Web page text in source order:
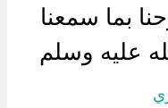
بما سمعنا
عليه وسلم